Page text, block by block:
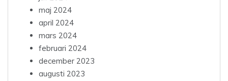
maj 2024
april 2024
mars 2024
februari 2024
december 2023
augusti 2023